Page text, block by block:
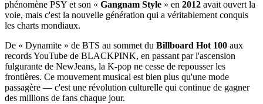
phénomène PSY et son « Gangnam Style » en 2012 avait ouvert la
voie, mais c'est la nouvelle génération qui a véritablement conquis
les charts mondiaux.
De « Dynamite » de BTS au sommet du Billboard Hot 100 aux
records YouTube de BLACKPINK, en passant par l'ascension
fulgurante de NewJeans, la K-pop ne cesse de repousser les
frontières. Ce mouvement musical est bien plus qu'une mode
passagère — c'est une révolution culturelle qui continue de gagner
des millions de fans chaque jour.